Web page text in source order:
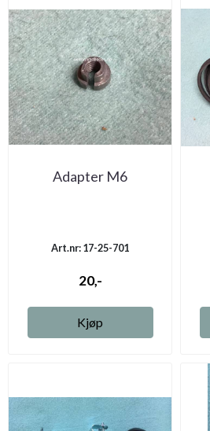
Adapter M6
Art.nr: 17-25-701
20,-
Kjøp